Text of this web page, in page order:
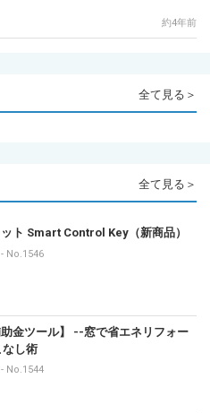
約4年前
全て見る＞
全て見る＞
ト Smart Control Key（新商品）
- No.1546
金ツール】 --窓で省エネリフォー
し術
- No.1544